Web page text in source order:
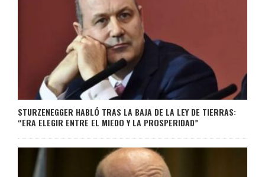
STURZENEGGER HABLÓ TRAS LA BAJA DE LA LEY DE TIERRAS:
“ERA ELEGIR ENTRE EL MIEDO Y LA PROSPERIDAD”